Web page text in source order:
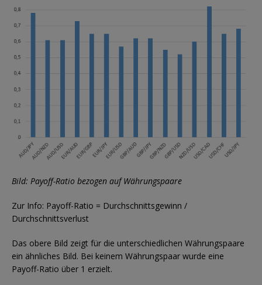
Bild: Payoff-Ratio bezogen auf Währungspaare
Zur Info: Payoff-Ratio = Durchschnittsgewinn /
Durchschnittsverlust
Das obere Bild zeigt für die unterschiedlichen Währungspaare
ein ähnliches Bild. Bei keinem Währungspaar wurde eine
Payoff-Ratio über 1 erzielt.